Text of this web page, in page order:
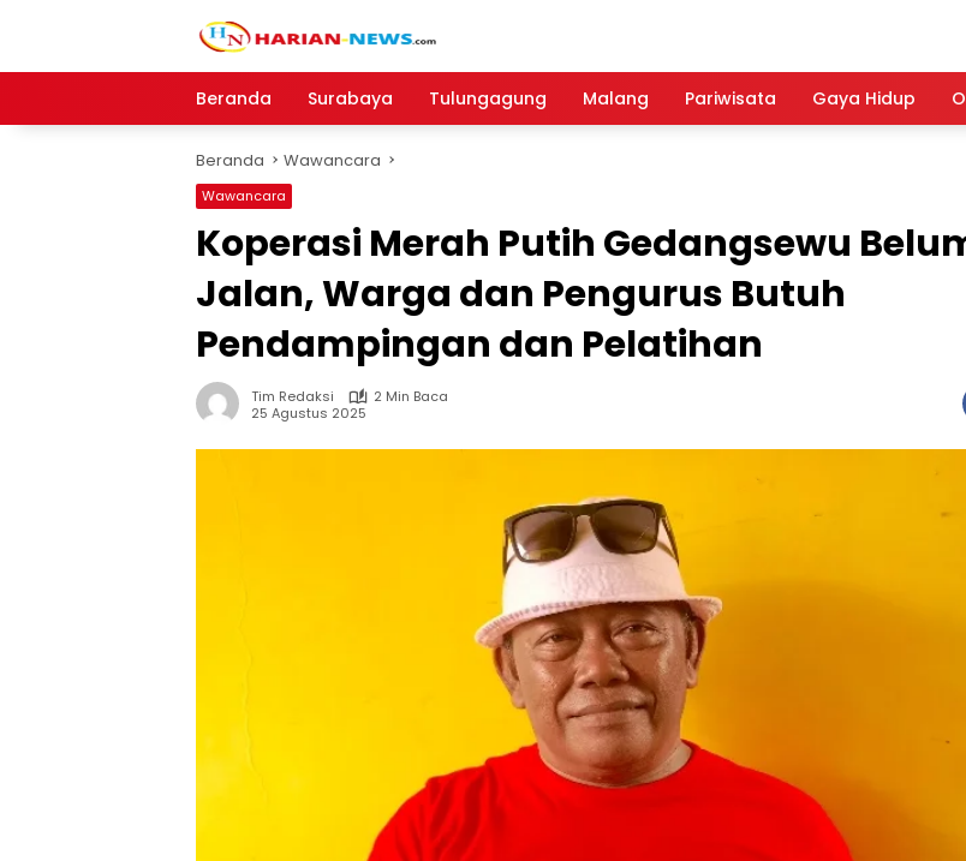
Beranda
Surabaya Tulungagung Malang Pariwisata Gaya Hidup
Beranda Wawancara
Wawancara
Koperasi Merah Putih Gedangsewu
Jalan, Warga dan Pengurus Butuh
Pendampingan dan Pelatihan
Tim Redaksi
2 Min Baca
25 Agustus 2025